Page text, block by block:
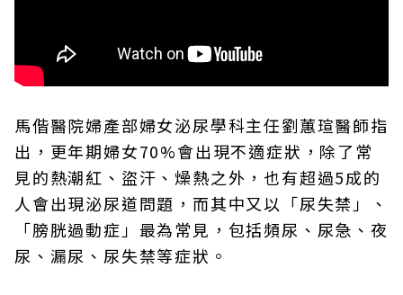
馬偕醫院婦產部婦女泌尿學科主任劉蕙瑄醫師指
出，更年期婦女70%會出現不適症狀，除了常
見的熱潮紅、盜汗、燥熱之外，也有超過5成的
人會出現泌尿道問題，而其中又以「尿失禁」、
「膀胱過動症」最為常見，包括頻尿、尿急、夜
尿、漏尿、尿失禁等症狀。